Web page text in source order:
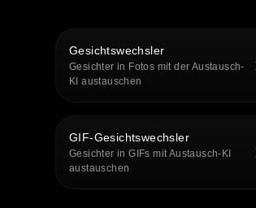
Gesichtswechsler
Gesichter in Fotos mit der Austausch-
KI austauschen
GIF-Gesichtswechsler
Gesichter in GIFs mit Austausch-KI
austauschen